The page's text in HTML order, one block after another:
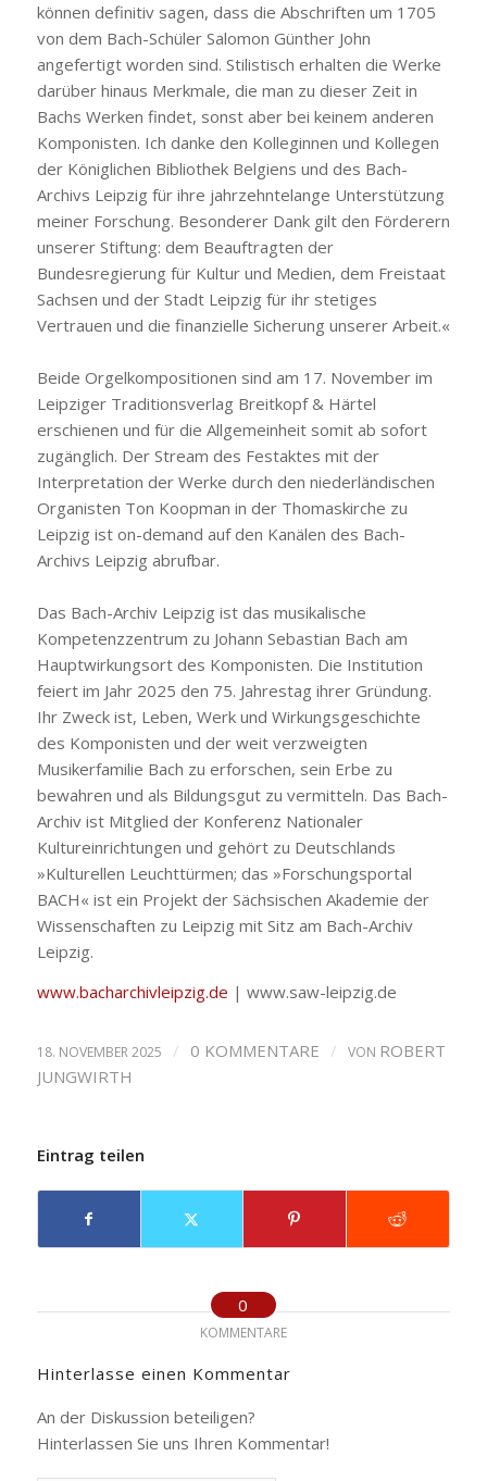
können definitiv sagen, dass die Abschriften um 1705
von dem Bach-Schüler Salomon Günther John
angefertigt worden sind. Stilistisch erhalten die Werke
darüber hinaus Merkmale, die man zu dieser Zeit in
Bachs Werken findet, sonst aber bei keinem anderen
Komponisten. Ich danke den Kolleginnen und Kollegen
der Königlichen Bibliothek Belgiens und des Bach-
Archivs Leipzig für ihre jahrzehntelange Unterstützung
meiner Forschung. Besonderer Dank gilt den Förderern
unserer Stiftung: dem Beauftragten der
Bundesregierung für Kultur und Medien, dem Freistaat
Sachsen und der Stadt Leipzig für ihr stetiges
Vertrauen und die finanzielle Sicherung unserer Arbeit.«
Beide Orgelkompositionen sind am 17. November im
Leipziger Traditionsverlag Breitkopf & Härtel
erschienen und für die Allgemeinheit somit ab sofort
zugänglich. Der Stream des Festaktes mit der
Interpretation der Werke durch den niederländischen
Organisten Ton Koopman in der Thomaskirche zu
Leipzig ist on-demand auf den Kanälen des Bach-
Archivs Leipzig abrufbar.
Das Bach-Archiv Leipzig ist das musikalische
Kompetenzzentrum zu Johann Sebastian Bach am
Hauptwirkungsort des Komponisten. Die Institution
feiert im Jahr 2025 den 75. Jahrestag ihrer Gründung.
Ihr Zweck ist, Leben, Werk und Wirkungsgeschichte
des Komponisten und der weit verzweigten
Musikerfamilie Bach zu erforschen, sein Erbe zu
bewahren und als Bildungsgut zu vermitteln. Das Bach-
Archiv ist Mitglied der Konferenz Nationaler
Kultureinrichtungen und gehört zu Deutschlands
»Kulturellen Leuchttürmen; das »Forschungsportal
BACH« ist ein Projekt der Sächsischen Akademie der
Wissenschaften zu Leipzig mit Sitz am Bach-Archiv
Leipzig.
www.bacharchivleipzig.de | www.saw-leipzig.de
18. NOVEMBER 2025 / 0 KOMMENTARE / VON ROBERT
JUNGWIRTH
Eintrag teilen
0
KOMMENTARE
Hinterlasse einen Kommentar
An der Diskussion beteiligen?
Hinterlassen Sie uns Ihren Kommentar!